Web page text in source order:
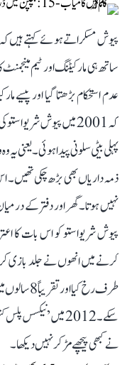
پیوش مسکراتے ہوئے کہتے ہیں
ساتھ ہی مارکیٹنگ اور ٹیم
عدم استحکام بڑھتا گیا اور
پہلی بیٹی سلونی پیدا ہوئی۔ یعنی
ذمہ داریاں بھی بڑھ چکی
نہیں ہوتا۔ گھر اور دفتر کے
پیوش شریواستو کو اس بات کا
کرنے میں انھوں نے جلد بازی
طرف رخ کیا
سکے۔ 2012 میں
نے کبھی پیچھے مڑ کر نہیں دیکھا۔